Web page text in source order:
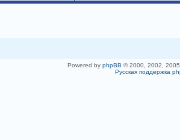
Powered by phpBB © 2000, 2002,
Русская поддержка